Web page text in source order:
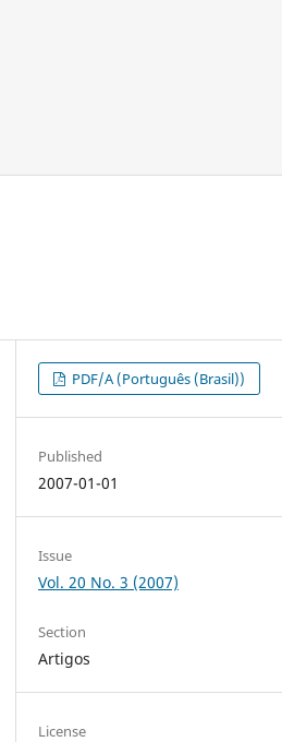
PDF/A (Português (Brasil))
Published
2007-01-01
Issue
Vol. 20 No. 3 (2007)
Section
Artigos
License